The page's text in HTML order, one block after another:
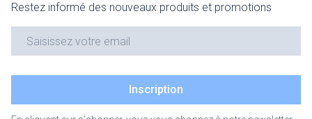
Restez informé des nouveaux produits et promotions
Inscription